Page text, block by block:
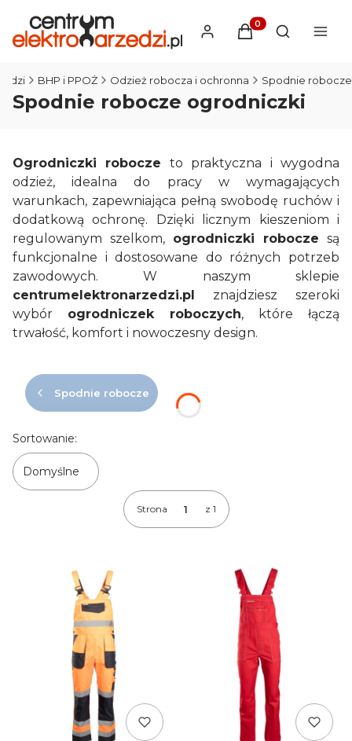
Produkty w
Otwórz
BHP i PPOŻ Odzież robocza i ochronna Spodnie robocze
Spodnie robocze ogrodniczki
Ogrodniczki robocze to praktyczna i wygodna
odzież, idealna do pracy w wymagających
warunkach, zapewniająca pełną swobodę ruchów i
dodatkową ochronę. Dzięki licznym kieszeniom i
regulowanym szelkom, ogrodniczki robocze są
funkcjonalne i dostosowane do różnych potrzeb
zawodowych. W naszym sklepie
centrumelektronarzedzi.pl znajdziesz szeroki
wybór ogrodniczek roboczych, które łączą
trwałość, komfort i nowoczesny design.
Spodnie robocze
Lista produktów
Sortowanie:
Domyślne
Strona z 1